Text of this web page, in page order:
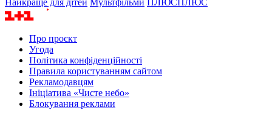
Про проєкт
Угода
Політика конфіденційності
Правила користуванням сайтом
Рекламодавцям
Ініціатива «Чисте небо»
Блокування реклами